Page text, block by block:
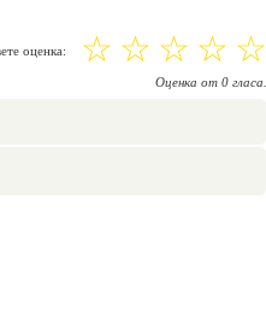
оценка: ☆
☆
☆
☆
☆
Оценка от 0гласа.